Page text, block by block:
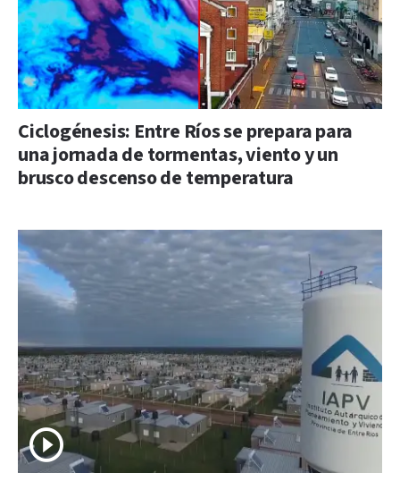
Ciclogénesis: Entre Ríos se prepara para
una jornada de tormentas, viento y un
brusco descenso de temperatura